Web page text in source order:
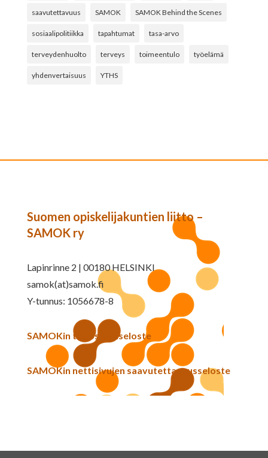
saavutettavuus SAMOK SAMOK Behind the Scenes
sosiaalipolitiikka tapahtumat tasa-arvo
terveydenhuolto terveys toimeentulo työelämä
yhdenvertaisuus YTHS
Suomen opiskelijakuntien liitto –
SAMOK ry
Lapinrinne 2 | 00180 HELSINKI
samok(at)samok.fi
Y-tunnus: 1056678-8
SAMOKin tietosuojaseloste
SAMOKin nettisivujen saavutettavuusseloste